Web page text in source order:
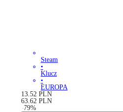
Steam
•
Klucz
•
EUROPA
13.52 PLN
63.62 PLN
-79%